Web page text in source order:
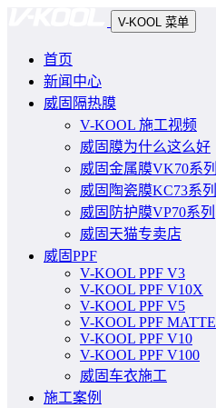
V-KOOL 菜单
首页
新闻中心
威固隔热膜
V-KOOL 施工视频
威固膜为什么这么好
威固金属膜VK70系列
威固陶瓷膜KC73系列
威固防护膜VP70系列
威固天猫专卖店
威固PPF
V-KOOL PPF V3
V-KOOL PPF V10X
V-KOOL PPF V5
V-KOOL PPF MATTE
V-KOOL PPF V10
V-KOOL PPF V100
威固车衣施工
施工案例